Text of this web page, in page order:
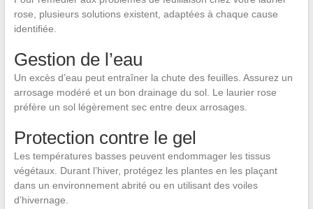
rose, plusieurs solutions existent, adaptées à chaque cause
identifiée.
Gestion de l’eau
Un excès d’eau peut entraîner la chute des feuilles. Assurez un
arrosage modéré et un bon drainage du sol. Le laurier rose
préfère un sol légèrement sec entre deux arrosages.
Protection contre le gel
Les températures basses peuvent endommager les tissus
végétaux. Durant l’hiver, protégez les plantes en les plaçant
dans un environnement abrité ou en utilisant des voiles
d’hivernage.